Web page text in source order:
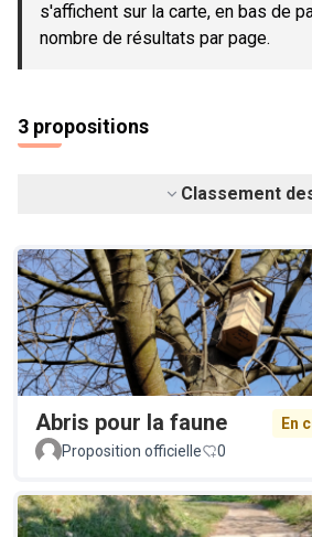
s'affichent sur la carte, en bas de
nombre de résultats par page.
3 propositions
Classement
Abris pour la faune
En
Proposition officielle
0